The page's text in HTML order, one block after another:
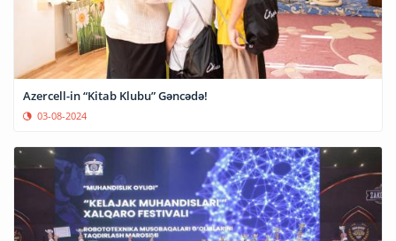
Azercell-in “Kitab Klubu” Gəncədə!
03-08-2024